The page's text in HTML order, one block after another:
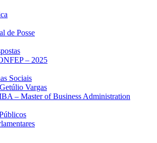
de Posse
– 2025
Sociais
Vargas
– Master of Business Administration